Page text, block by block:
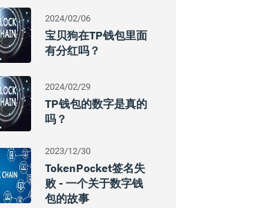
2024/02/06
宝贝狗在TP钱包里面
有分红吗？
2024/02/29
TP钱包的数字是真的
吗？
2023/12/30
TokenPocket签名失
败 - 一个关于数字钱
包的故事